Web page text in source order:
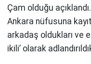
Çam olduğu
Ankara nüfusuna
arkadaş oldukları ve
ikili’ olarak